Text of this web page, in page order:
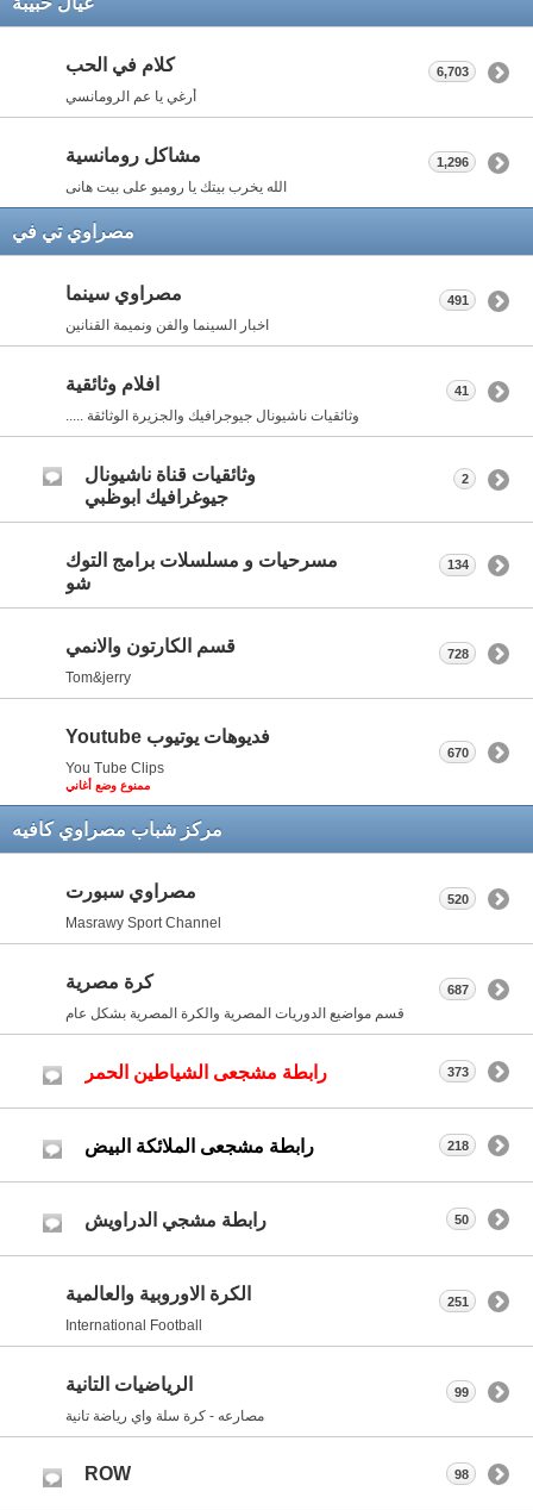
كلام في الحب
أرغي يا عم الرومانسي
6,703
مشاكل رومانسية
الله يخرب بيتك يا روميو على بيت هانى
1,296
مصراوي تي في
مصراوي سينما
اخبار السينما والفن ونميمة القنانين
491
افلام وثائقية
وثائقيات ناشيونال جيوجرافيك والجزيرة الوثائقة .....
41
وثائقيات قناة ناشيونال
جيوغرافيك ابوظبي
2
مسرحيات و مسلسلات برامج التوك
شو
134
قسم الكارتون والانمي
Tom&jerry
728
فديوهات يوتيوب Youtube
You Tube Clips
ممنوع وضع أغاني
670
مركز شباب مصراوي كافيه
مصراوي سبورت
Masrawy Sport Channel
520
كرة مصرية
قسم مواضيع الدوريات المصرية والكرة المصرية بشكل عام
687
رابطة مشجعى الشياطين الحمر 373
رابطة مشجعى الملائكة البيض 218
رابطة مشجي الدراويش 50
الكرة الاوروبية والعالمية
International Football
251
الرياضيات التانية
مصارعه - كرة سلة واي رياضة تانية
99
ROW 98